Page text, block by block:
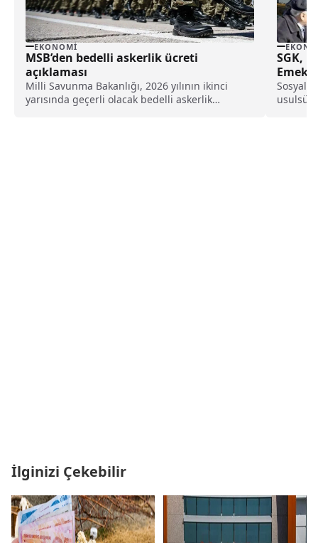
EKONOMI
MSB’den bedelli askerlik ücreti
açıklaması
Milli Savunma Bakanlığı, 2026 yılının ikinci
yarısında geçerli olacak bedelli askerlik
SGK,
Sosyal
usulsüz
İlginizi Çekebilir